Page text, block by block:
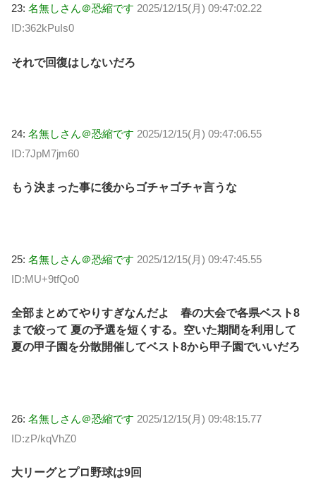
23: 名無しさん＠恐縮です 2025/12/15(月) 09:47:02.22
ID:362kPuIs0
それで回復はしないだろ
24: 名無しさん＠恐縮です 2025/12/15(月) 09:47:06.55
ID:7JpM7jm60
もう決まった事に後からゴチャゴチャ言うな
25: 名無しさん＠恐縮です 2025/12/15(月) 09:47:45.55
ID:MU+9tfQo0
全部まとめてやりすぎなんだよ 春の大会で各県ベスト8
まで絞って 夏の予選を短くする。空いた期間を利用して
夏の甲子園を分散開催してベスト8から甲子園でいいだろ
26: 名無しさん＠恐縮です 2025/12/15(月) 09:48:15.77
ID:zP/kqVhZ0
大リーグとプロ野球は9回